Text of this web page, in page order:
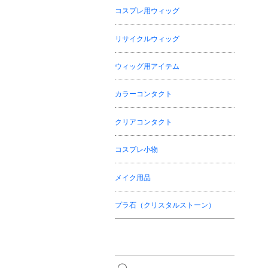
コスプレ用ウィッグ
リサイクルウィッグ
ウィッグ用アイテム
カラーコンタクト
クリアコンタクト
コスプレ小物
メイク用品
プラ石（クリスタルストーン）